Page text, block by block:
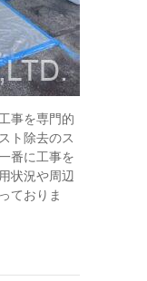
事を専門的
ト除去のス
番に工事を
状況や周辺
ておりま